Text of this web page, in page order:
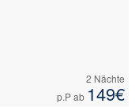
2 Nächte
p.P ab 149€